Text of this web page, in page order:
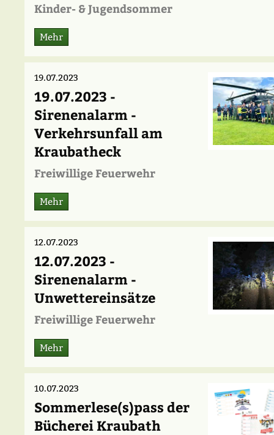
Kinder- & Jugendsommer
Mehr
19.07.2023
19.07.2023 -
Sirenenalarm -
Verkehrsunfall am
Kraubatheck
Freiwillige Feuerwehr
Mehr
12.07.2023
12.07.2023 -
Sirenenalarm -
Unwettereinsätze
Freiwillige Feuerwehr
Mehr
10.07.2023
Sommerlese(s)pass der
Bücherei Kraubath